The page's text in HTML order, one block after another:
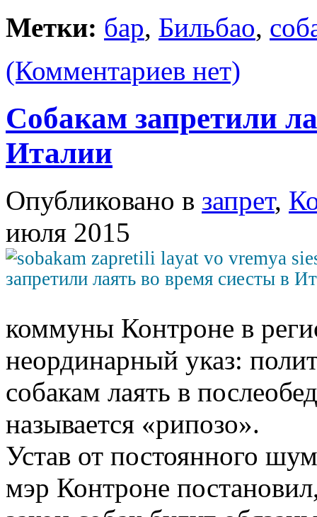
Метки: бар, Бильбао,
(Комментариев нет)
Собакам запретили
Италии
Опубликовано в запрет,
июля 2015
коммуны Контроне в
неординарный указ:
собакам лаять в
называется «рипозо».
Устав от постоянного
мэр Контроне